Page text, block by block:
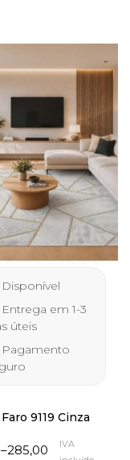
Disponível
Entrega em 1-3
úteis
Pagamento
9119 Cinza
–285,00
IVA